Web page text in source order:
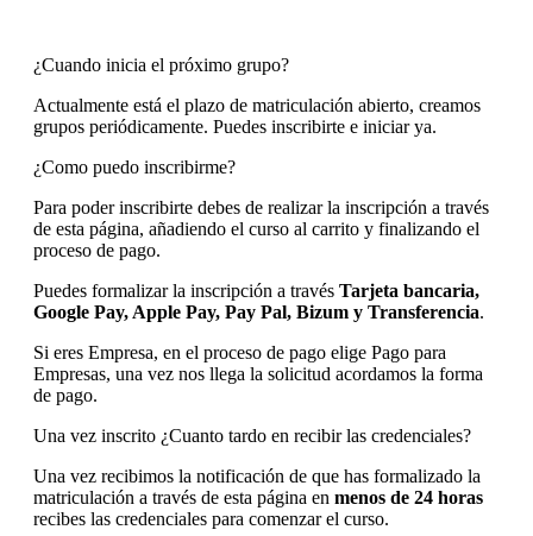
¿Cuando inicia el próximo grupo?
Actualmente está el plazo de matriculación abierto, creamos
grupos periódicamente. Puedes inscribirte e iniciar ya.
¿Como puedo inscribirme?
Para poder inscribirte debes de realizar la inscripción a través
de esta página, añadiendo el curso al carrito y finalizando el
proceso de pago.
Puedes formalizar la inscripción a través Tarjeta bancaria,
Google Pay, Apple Pay, Pay Pal, Bizum y Transferencia.
Si eres Empresa, en el proceso de pago elige Pago para
Empresas, una vez nos llega la solicitud acordamos la forma
de pago.
Una vez inscrito ¿Cuanto tardo en recibir las credenciales?
Una vez recibimos la notificación de que has formalizado la
matriculación a través de esta página en menos de 24 horas
recibes las credenciales para comenzar el curso.